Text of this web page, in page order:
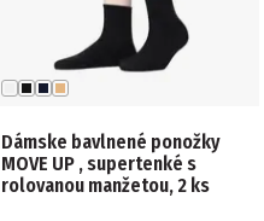
Dámske bavlnené ponožky
MOVE UP , supertenké s
rolovanou manžetou, 2 ks